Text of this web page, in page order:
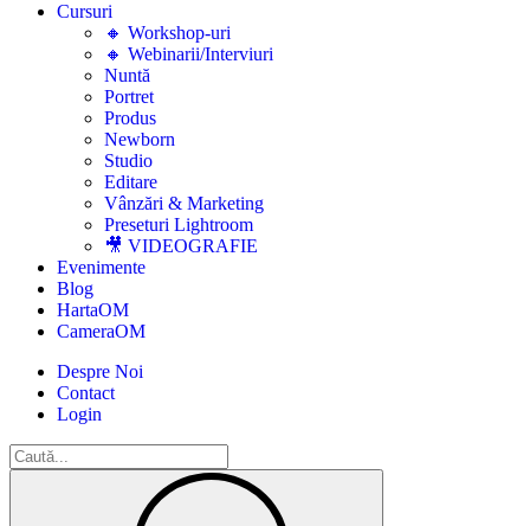
Cursuri
🔸 Workshop-uri
🔸 Webinarii/Interviuri
Nuntă
Portret
Produs
Newborn
Studio
Editare
Vânzări & Marketing
Preseturi Lightroom
🎥 VIDEOGRAFIE
Evenimente
Blog
HartaOM
CameraOM
Despre Noi
Contact
Login